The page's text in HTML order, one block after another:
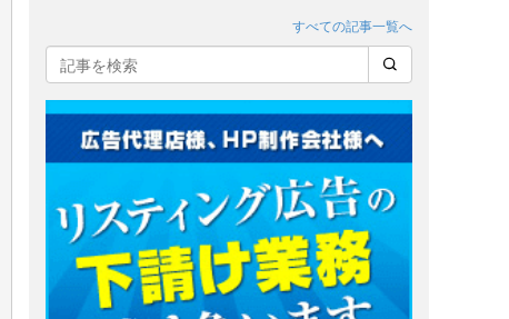
すべての記事一覧へ